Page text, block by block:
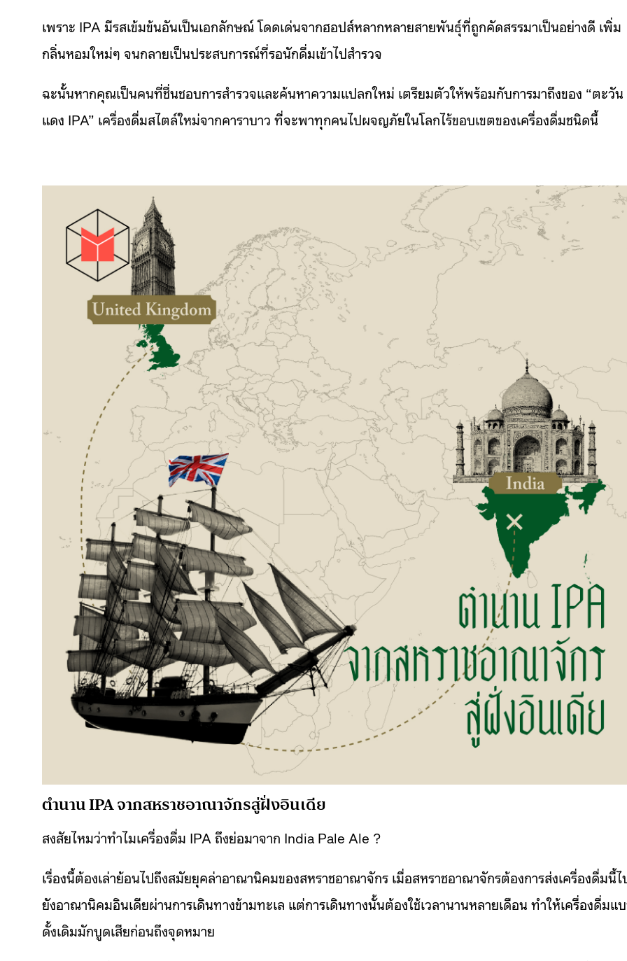
เพราะ IPA มีรสเข้มข้นอันเป็นเอกลักษณ์ โดดเด่นจากฮอปส์หลากหลายสายพันธุ์ที่ถูกคัดสรรมาเป็นอย่างดี เพิ่ม
กลิ่นหอมใหม่ๆ จนกลายเป็นประสบการณ์ที่รอนักดื่มเข้าไปสำรวจ
ฉะนั้นหากคุณเป็นคนที่ชื่นชอบการสำรวจและค้นหาความแปลกใหม่ เตรียมตัวให้พร้อมกับการมาถึงของ “ตะวัน
แดง IPA” เครื่องดื่มสไตล์ใหม่จากคาราบาว ที่จะพาทุกคนไปผจญภัยในโลกไร้ขอบเขตของเครื่องดื่มชนิดนี้
ตำนาน IPA จากสหราชอาณาจักรสู่ฝั่งอินเดีย
สงสัยไหมว่าทำไมเครื่องดื่ม IPA ถึงย่อมาจาก India Pale Ale ?
เรื่องนี้ต้องเล่าย้อนไปถึงสมัยยุคล่าอาณานิคมของสหราชอาณาจักร เมื่อสหราชอาณาจักรต้องการส่งเครื่องดื่มนี้ไ
ยังอาณานิคมอินเดียผ่านการเดินทางข้ามทะเล แต่การเดินทางนั้นต้องใช้เวลานานหลายเดือน ทำให้เครื่องดื่มแ
ดั้งเดิมมักบูดเสียก่อนถึงจุดหมาย